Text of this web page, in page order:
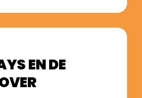
EN DE